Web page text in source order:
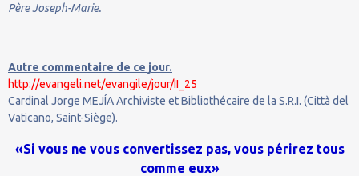
Père Joseph-Marie.
Autre commentaire de ce jour.
http://evangeli.net/evangile/jour/II_25
Cardinal Jorge MEJÍA Archiviste et Bibliothécaire de la S.R.I. (Città del
Vaticano, Saint-Siège).
«Si vous ne vous convertissez pas, vous périrez tous
comme eux»